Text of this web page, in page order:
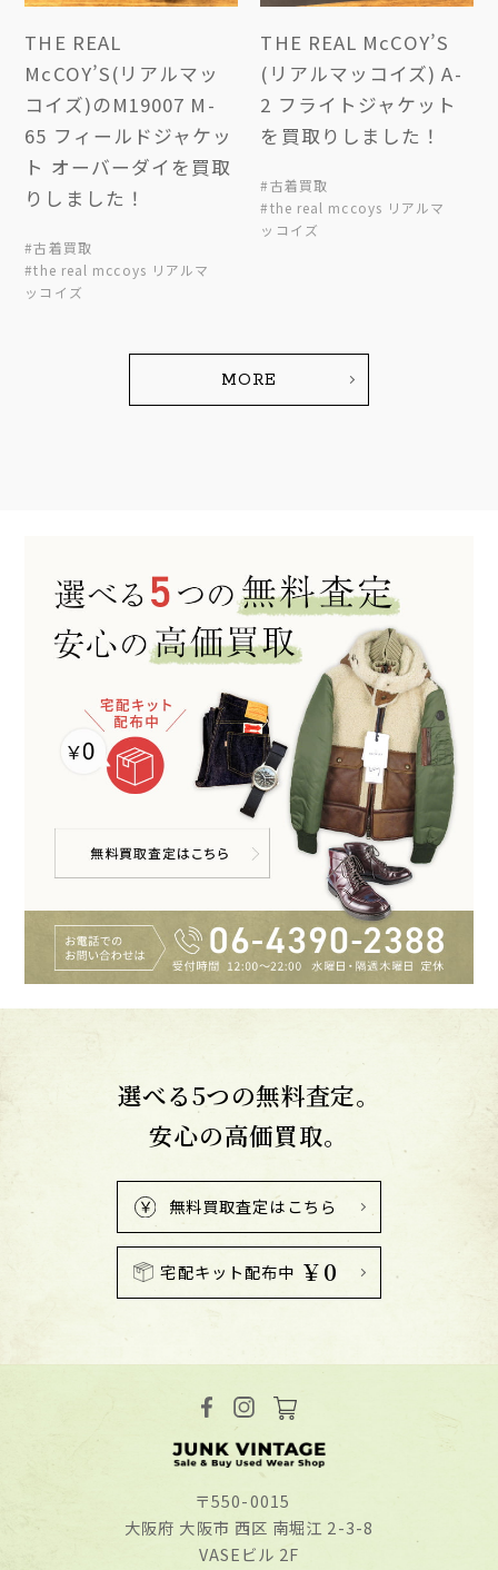
THE REAL
McCOY’S(リアルマッ
コイズ)のM19007 M-
65 フィールドジャケッ
ト オーバーダイを買取
りしました！
#古着買取
#the real mccoys リアルマ
ッコイズ
THE REAL McCOY’S
(リアルマッコイズ) A-
2 フライトジャケット
を買取りしました！
#古着買取
#the real mccoys リアルマ
ッコイズ
MORE
選べる5つの無料査定。
安心の高価買取。
無料買取査定はこちら
宅配キット配布中 ￥0
〒550-0015
⼤阪府 ⼤阪市 ⻄区 南堀江 2-3-8
VASEビル 2F